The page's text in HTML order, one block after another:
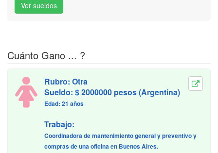
Cuánto Gano ... ?
Rubro: Otra
Sueldo: $ 2000000 pesos (Argentina)
Edad: 21 años
Trabajo:
Coordinadora de mantenimiento general y preventivo y
compras de una oficina en Buenos Aires.